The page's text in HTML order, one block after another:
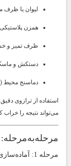
لیوان یا ظرف
همزن
ظرف تمیز و
دستکش و
دماسنج محیط
استفاده از ترازوی
می‌تواند نتیجه را خراب
مرحله 1: آماده‌سازی محیط